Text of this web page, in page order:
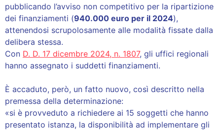
pubblicando l’avviso non competitivo per la ripartizione
dei finanziamenti (940.000 euro per il 2024),
attenendosi scrupolosamente alle modalità fissate dalla
delibera stessa.
Con D. D. 17 dicembre 2024, n. 1807, gli uffici regionali
hanno assegnato i suddetti finanziamenti.
È accaduto, però, un fatto nuovo, così descritto nella
premessa della determinazione:
«si è provveduto a richiedere ai 15 soggetti che hanno
presentato istanza, la disponibilità ad implementare gli